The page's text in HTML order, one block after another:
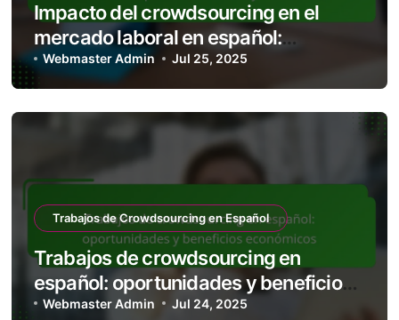
Impacto del crowdsourcing en el
mercado laboral en español:
tendencias y estadísticas
Webmaster Admin Jul 25, 2025
Trabajos de Crowdsourcing en Español
Trabajos de crowdsourcing en
español: oportunidades y beneficios
económicos
Webmaster Admin Jul 24, 2025